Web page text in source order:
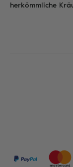
herkömmliche